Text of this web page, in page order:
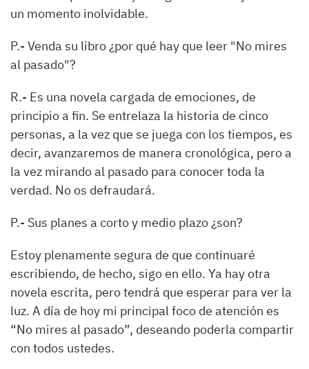
un momento inolvidable.
P.- Venda su libro ¿por qué hay que leer "No mires
al pasado"?
R.- Es una novela cargada de emociones, de
principio a fin. Se entrelaza la historia de cinco
personas, a la vez que se juega con los tiempos, es
decir, avanzaremos de manera cronológica, pero a
la vez mirando al pasado para conocer toda la
verdad. No os defraudará.
P.- Sus planes a corto y medio plazo ¿son?
Estoy plenamente segura de que continuaré
escribiendo, de hecho, sigo en ello. Ya hay otra
novela escrita, pero tendrá que esperar para ver la
luz. A día de hoy mi principal foco de atención es
“No mires al pasado”, deseando poderla compartir
con todos ustedes.